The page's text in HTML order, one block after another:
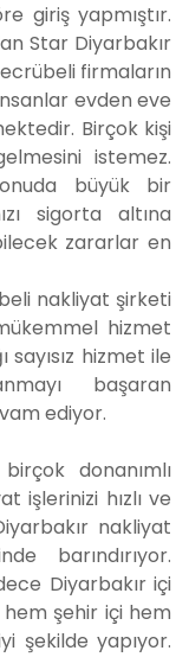
giriş yapmıştır.
Star Diyarbakır
firmaların
evden eve
Birçok kişi
istemez.
büyük bir
sigorta altına
zararlar en
nakliyat şirketi
hizmet
hizmet ile
başaran
ediyor.
donanımlı
işlerinizi hızlı ve
nakliyat
barındırıyor.
Diyarbakır içi
şehir içi hem
şekilde yapıyor.